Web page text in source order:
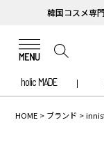
韓国コスメ専
holic MADE
HOME ブランド